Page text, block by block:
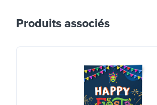
Produits associés